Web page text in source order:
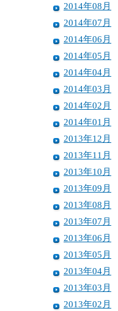
2014年08月
2014年07月
2014年06月
2014年05月
2014年04月
2014年03月
2014年02月
2014年01月
2013年12月
2013年11月
2013年10月
2013年09月
2013年08月
2013年07月
2013年06月
2013年05月
2013年04月
2013年03月
2013年02月